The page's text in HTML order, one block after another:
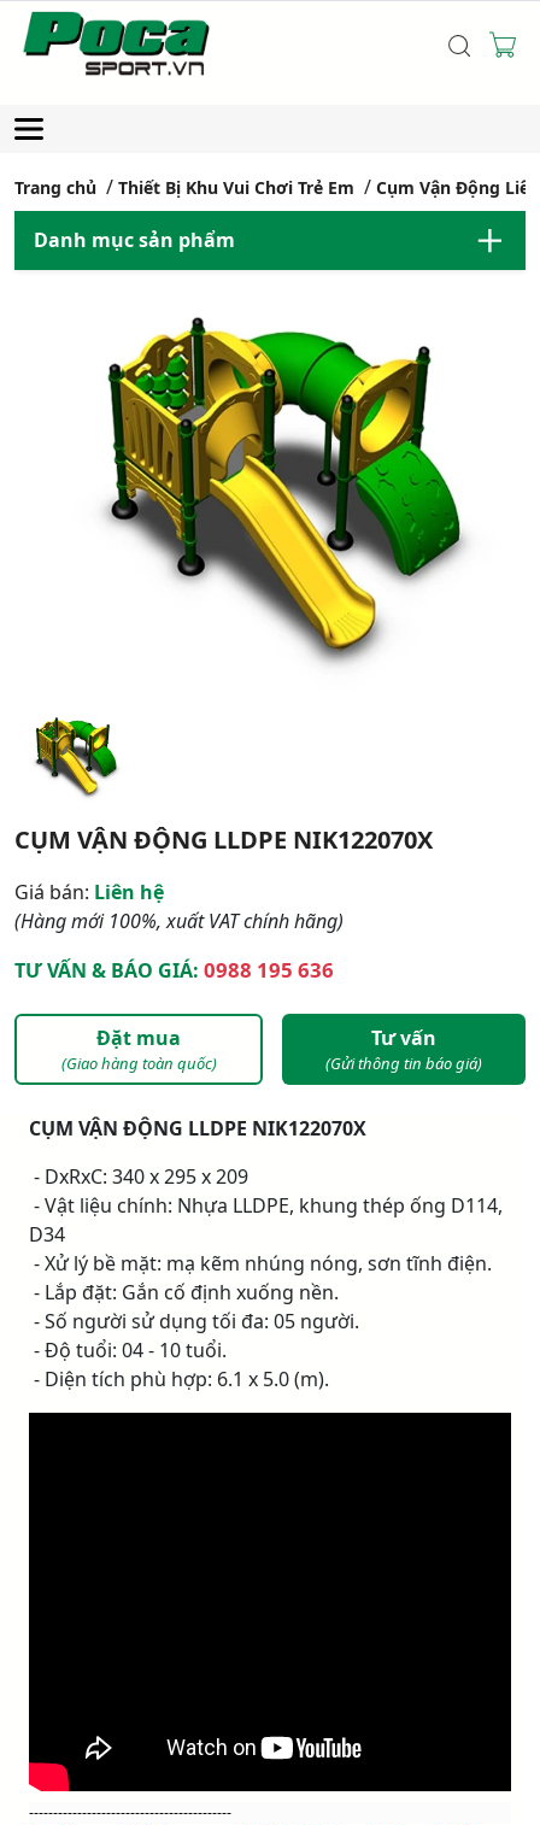
Trang chủ Thiết Bị Khu Vui Chơi Trẻ Em Cụm Vận Động
Danh mục sản phẩm
CỤM VẬN ĐỘNG LLDPE NIK122070X
Giá bán: Liên hệ
(Hàng mới 100%, xuất VAT chính hãng)
TƯ VẤN & BÁO GIÁ: 0988 195 636
Đặt mua
(Giao hàng toàn quốc)
Tư vấn
(Gửi thông tin báo giá)
CỤM VẬN ĐỘNG LLDPE NIK122070X
- DxRxC: 340 x 295 x 209
- Vật liệu chính: Nhựa LLDPE, khung thép ống D114,
D34
- Xử lý bề mặt: mạ kẽm nhúng nóng, sơn tĩnh điện.
- Lắp đặt: Gắn cố định xuống nền.
- Số người sử dụng tối đa: 05 người.
- Độ tuổi: 04 - 10 tuổi.
- Diện tích phù hợp: 6.1 x 5.0 (m).
------------------------------------------